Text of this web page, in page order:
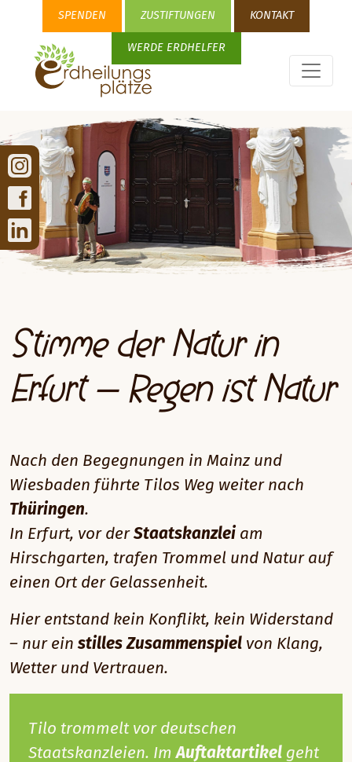
SPENDEN ZUSTIFTUNGEN KONTAKT
WERDE ERDHELFER
Stimme der Natur in
Erfurt – Regen ist Natur
Nach den Begegnungen in Mainz und
Wiesbaden führte Tilos Weg weiter nach
Thüringen.
In Erfurt, vor der Staatskanzlei am
Hirschgarten, trafen Trommel und Natur auf
einen Ort der Gelassenheit.
Hier entstand kein Konflikt, kein Widerstand
– nur ein stilles Zusammenspiel von Klang,
Wetter und Vertrauen.
Tilo trommelt vor deutschen
Staatskanzleien. ImAuftaktartikel geht